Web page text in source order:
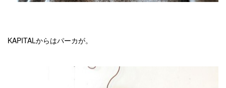
KAPITALからはパーカが。